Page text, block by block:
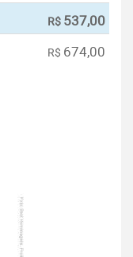
R$ 537,00
R$ 674,00